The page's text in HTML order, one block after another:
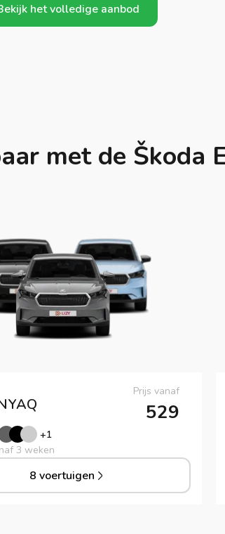
het volledige aanbod
met de Škoda
Prijs vanaf
529
+1
3 weken
8 voertuigen